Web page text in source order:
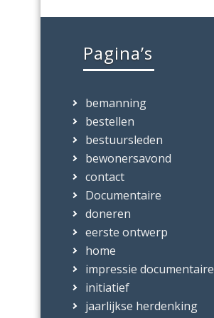
Pagina’s
bemanning
bestellen
bestuursleden
bewonersavond
contact
Documentaire
doneren
eerste ontwerp
home
impressie documentaire
initiatief
jaarlijkse herdenking